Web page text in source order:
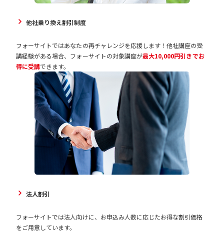
他社乗り換え割引制度
フォーサイトではあなたの再チャレンジを応援します！他社講座の受
講経験がある場合、フォーサイトの対象講座が最大10,000円引きでお
得に受講できます。
法人割引
フォーサイトでは法人向けに、お申込み人数に応じたお得な割引価格
をご用意しています。